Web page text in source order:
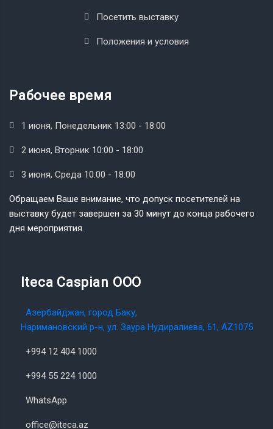
Посетить выставку
Положения и условия
Рабочее время
1 июня, Понедельник 13:00 - 18:00
2 июня, Вторник 10:00 - 18:00
3 июня, Среда 10:00 - 18:00
Обращаем Ваше внимание, что допуск посетителей на
выставку будет завершен за 30 минут до конца рабочего
дня мероприятия.
Iteca Caspian OOO
Азербайджан, город Баку,
Наримановский р-н, ул. Заура Нудиралиева, 61, AZ1075
+994 12 404 1000
+994 55 224 1000
WhatsApp
office@iteca.az